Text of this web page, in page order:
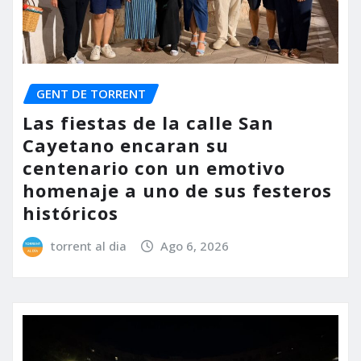
GENT DE TORRENT
Las fiestas de la calle San
Cayetano encaran su
centenario con un emotivo
homenaje a uno de sus festeros
históricos
torrent al dia Ago 6, 2026